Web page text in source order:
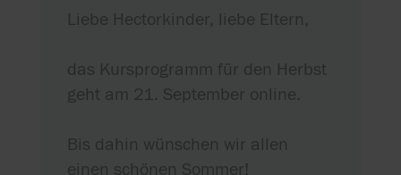
Liebe Hectorkinder, liebe Eltern,
das Kursprogramm für den Herbst
geht am 21. September online.
Bis dahin wünschen wir allen
einen schönen Sommer!